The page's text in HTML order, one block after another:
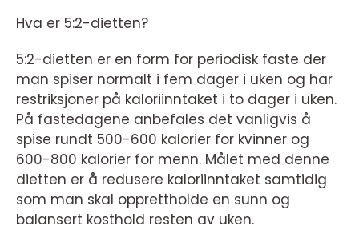
Hva er 5:2-dietten?
5:2-dietten er en form for periodisk faste der
man spiser normalt i fem dager i uken og har
restriksjoner på kaloriinntaket i to dager i uken.
På fastedagene anbefales det vanligvis å
spise rundt 500-600 kalorier for kvinner og
600-800 kalorier for menn. Målet med denne
dietten er å redusere kaloriinntaket samtidig
som man skal opprettholde en sunn og
balansert kosthold resten av uken.